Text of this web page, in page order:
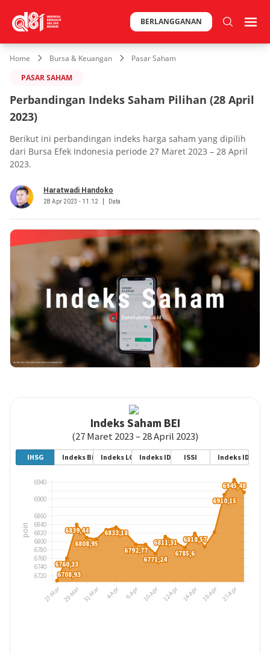
BERLANGGANAN
Home Bursa & Keuangan
Pasar Saham
PASAR SAHAM
Perbandingan Indeks Saham Pilihan (28 April
2023)
Berikut ini perbandingan indeks harga saham yang dipilih
dari Bursa Efek Indonesia periode 27 Maret 2023 – 28 April
2023.
Haratwadi Handoko
28 Apr 2023 - 11.12 Data